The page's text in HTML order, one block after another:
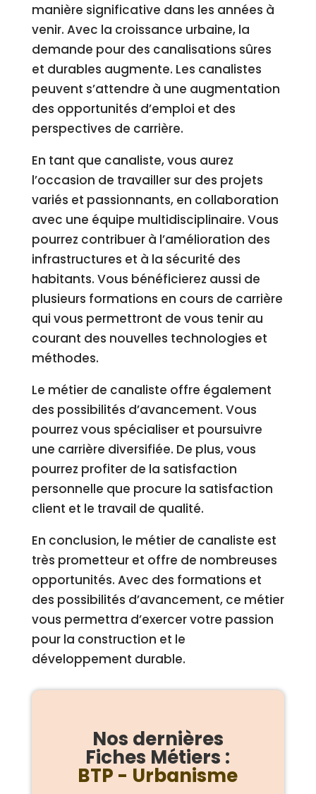
manière significative dans les années à
venir. Avec la croissance urbaine, la
demande pour des canalisations sûres
et durables augmente. Les canalistes
peuvent s’attendre à une augmentation
des opportunités d’emploi et des
perspectives de carrière.
En tant que canaliste, vous aurez
l’occasion de travailler sur des projets
variés et passionnants, en collaboration
avec une équipe multidisciplinaire. Vous
pourrez contribuer à l’amélioration des
infrastructures et à la sécurité des
habitants. Vous bénéficierez aussi de
plusieurs formations en cours de carrière
qui vous permettront de vous tenir au
courant des nouvelles technologies et
méthodes.
Le métier de canaliste offre également
des possibilités d’avancement. Vous
pourrez vous spécialiser et poursuivre
une carrière diversifiée. De plus, vous
pourrez profiter de la satisfaction
personnelle que procure la satisfaction
client et le travail de qualité.
En conclusion, le métier de canaliste est
très prometteur et offre de nombreuses
opportunités. Avec des formations et
des possibilités d’avancement, ce métier
vous permettra d’exercer votre passion
pour la construction et le
développement durable.
Nos dernières
Fiches Métiers :
BTP - Urbanisme